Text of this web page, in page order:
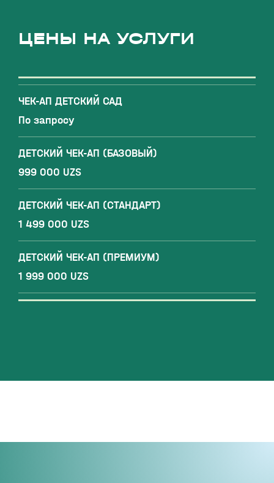
ЦЕНЫ НА УСЛУГИ
ЧЕК-АП ДЕТСКИЙ САД
По запросу
ДЕТСКИЙ ЧЕК-АП (БАЗОВЫЙ)
999 000 UZS
ДЕТСКИЙ ЧЕК-АП (СТАНДАРТ)
1 499 000 UZS
ДЕТСКИЙ ЧЕК-АП (ПРЕМИУМ)
1 999 000 UZS